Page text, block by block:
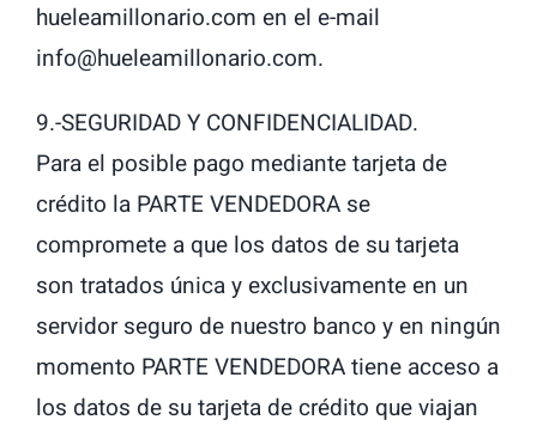
hueleamillonario.com en el e-mail
info@hueleamillonario.com.
9.-SEGURIDAD Y CONFIDENCIALIDAD.
Para el posible pago mediante tarjeta de
crédito la PARTE VENDEDORA se
compromete a que los datos de su tarjeta
son tratados única y exclusivamente en un
servidor seguro de nuestro banco y en ningún
momento PARTE VENDEDORA tiene acceso a
los datos de su tarjeta de crédito que viajan